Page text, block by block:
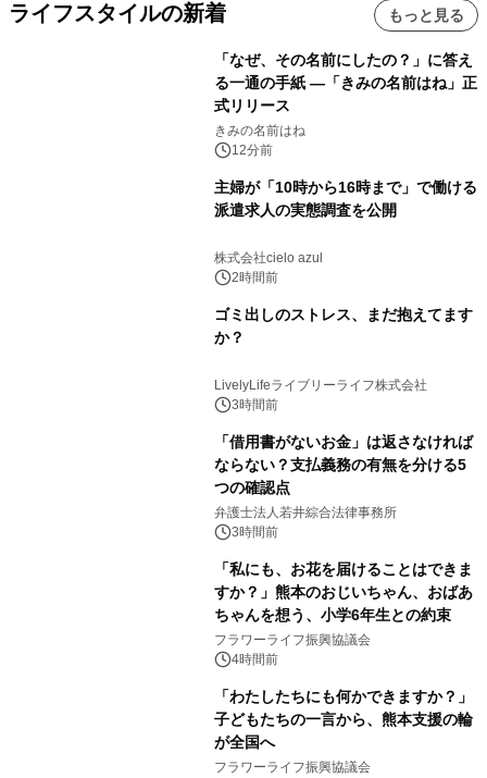
ライフスタイルの新着 もっと見る
「なぜ、その名前にしたの？」に答え
る一通の手紙 ―「きみの名前はね」正
式リリース
きみの名前はね
12分前
主婦が「10時から16時まで」で働ける
派遣求人の実態調査を公開
株式会社cielo azul
2時間前
ゴミ出しのストレス、まだ抱えてます
か？
LivelyLifeライブリーライフ株式会社
3時間前
「借用書がないお金」は返さなければ
ならない？支払義務の有無を分ける5
つの確認点
弁護士法人若井綜合法律事務所
3時間前
「私にも、お花を届けることはできま
すか？」熊本のおじいちゃん、おばあ
ちゃんを想う、小学6年生との約束
フラワーライフ振興協議会
4時間前
「わたしたちにも何かできますか？」
子どもたちの一言から、熊本支援の輪
が全国へ
フラワーライフ振興協議会